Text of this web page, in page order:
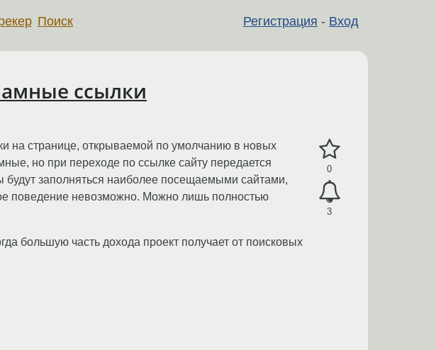
Регистрация - Вход
Поиск
ссылки
0
3
на странице, открываемой по умолчанию в новых
но при переходе по ссылке сайту передается
заполняться наиболее посещаемыми сайтами,
поведение невозможно. Можно лишь полностью
большую часть дохода проект получает от поисковых